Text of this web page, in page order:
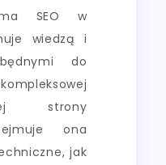
SEO w
wiedzą i
do
strony
ona
jak